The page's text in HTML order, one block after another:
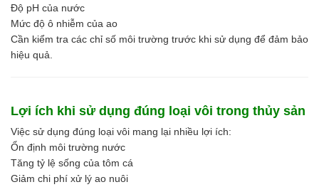
Độ pH của nước
Mức độ ô nhiễm của ao
Cần kiểm tra các chỉ số môi trường trước khi sử dụng để đảm bảo
hiệu quả.
Lợi ích khi sử dụng đúng loại vôi trong thủy sản
Việc sử dụng đúng loại vôi mang lại nhiều lợi ích:
Ổn định môi trường nước
Tăng tỷ lệ sống của tôm cá
Giảm chi phí xử lý ao nuôi